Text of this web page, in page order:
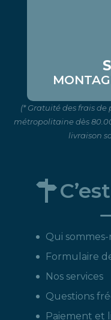
(* Gratuité des frais
métropolitaine dès
livraison
Qui sommes-
Formulaire
Nos services
Questions
Paiement et